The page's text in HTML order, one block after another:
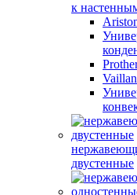
к
двустенные